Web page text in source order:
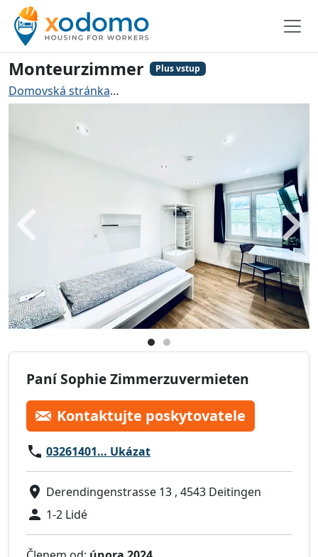
Monteurzimmer Plus vstup
Domovská stránka
Dále
Paní Sophie Zimmerzuvermieten
Kontaktujte poskytovatele
03261401… Ukázat
Derendingenstrasse 13 , 4543 Deitingen
1-2 Lidé